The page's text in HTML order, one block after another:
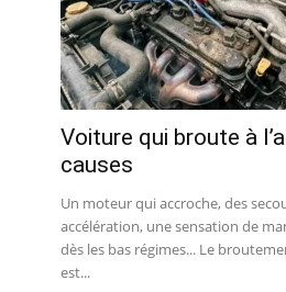
Voiture qui broute à
causes
Un moteur qui accroche, des
accélération, une sensation de
dès les bas régimes... Le
est...